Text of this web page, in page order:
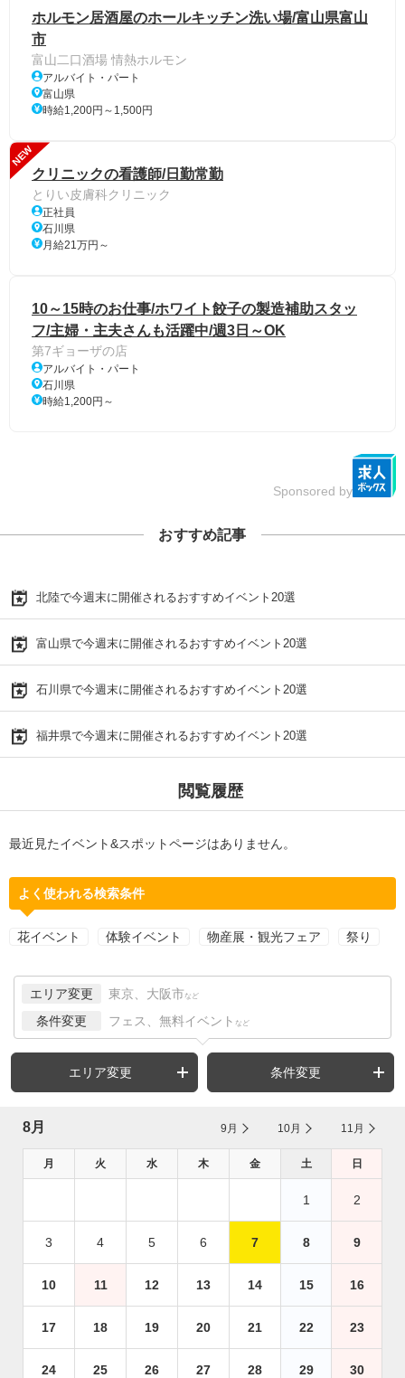
ホルモン居酒屋のホールキッチン洗い場/富山県富山
市
富山二口酒場 情熱ホルモン
アルバイト・パート
富山県
時給1,200円～1,500円
NEW
クリニックの看護師/日勤常勤
とりい皮膚科クリニック
正社員
石川県
月給21万円～
10～15時のお仕事/ホワイト餃子の製造補助スタッ
フ/主婦・主夫さんも活躍中/週3日～OK
第7ギョーザの店
アルバイト・パート
石川県
時給1,200円～
Sponsored by
おすすめ記事
北陸で今週末に開催されるおすすめイベント20選
富山県で今週末に開催されるおすすめイベント20選
石川県で今週末に開催されるおすすめイベント20選
福井県で今週末に開催されるおすすめイベント20選
閲覧履歴
最近見たイベント&スポットページはありません。
よく使われる検索条件
花イベント 体験イベント 物産展・観光フェア 祭り
エリア変更 東京、大阪市 など
条件変更 フェス、無料イベント など
エリア変更 条件変更
8月 9月 10月 11月
月 火 水 木 金 土 日
1 2
3 4 5 6 7 8 9
10 11 12 13 14 15 16
17 18 19 20 21 22 23
24 25 26 27 28 29 30